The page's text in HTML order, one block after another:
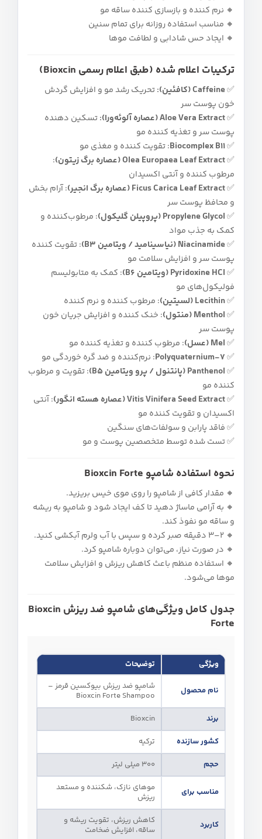
🔸 نرم‌ کننده و بازسازی‌ کننده ساقه مو
🔸 مناسب استفاده روزانه برای تمام سنین
🔸 ایجاد حس شادابی و لطافت موها
ترکیبات اعلام‌ شده (طبق اعلام رسمی Bioxcin)
✅Caffeine (کافئین):
تحریک رشد مو و افزایش گردش
خون پوست سر
✅Aloe Vera Extract (عصاره آلوئه‌ورا):
تسکین‌ دهنده
پوست سر و تغذیه‌ کننده مو
✅
Biocomplex B11: تقویت‌ کننده و مغذی مو
✅Olea Europaea Leaf Extract (عصاره برگ زیتون)
:
مرطوب‌ کننده و آنتی‌ اکسیدان
✅Ficus Carica Leaf Extract (عصاره برگ انجیر)
: آرام‌ بخش
و محافظ پوست سر
✅Propylene Glycol (پروپیلن گلیکول)
: مرطوب‌کننده و
کمک به جذب مواد
✅Niacinamide (نیاسینامید / ویتامین B3)
: تقویت کننده
پوست سر و افزایش سلامت مو
✅Pyridoxine HCl (ویتامین B6)
: کمک به متابولیسم
فولیکول‌های مو
✅Lecithin (لسیتین)
: مرطوب‌ کننده و نرم‌ کننده
✅Menthol (منتول)
: خنک‌ کننده و افزایش جریان خون
پوست سر
✅Mel (عسل)
: مرطوب‌ کننده و تغذیه‌ کننده مو
✅
Polyquaternium-7: نرم‌کننده و ضد گره خوردگی مو
✅Panthenol (پانتنول / پرو ویتامین B5)
: تقویت و مرطوب‌
کننده مو
✅Vitis Vinifera Seed Extract (عصاره هسته انگور)
: آنتی‌
اکسیدان و تقویت کننده مو
✅ فاقد پارابن و سولفات‌های سنگین
✅ تست شده توسط متخصصین پوست و مو
نحوه استفاده شامپو Bioxcin Forte
🔸 مقدار کافی از شامپو را روی موی خیس بریزید.
🔸 به آرامی ماساژ دهید تا کف ایجاد شود و شامپو به ریشه
و ساقه مو نفوذ کند.
🔸 ۲–۳ دقیقه صبر کرده و سپس با آب ولرم آبکشی کنید.
🔸 در صورت نیاز، می‌توان دوباره شامپو کرد.
🔸 استفاده منظم باعث کاهش ریزش و افزایش سلامت
موها می‌شود.
جدول کامل ویژگی‌های شامپو ضد ریزش Bioxcin
Forte
ویژگی توضیحات
نام محصول
شامپو ضد ریزش بیوکسین قرمز –
Bioxcin Forte Shampoo
برند
Bioxcin
کشور سازنده
ترکیه
حجم
300 میلی‌ لیتر
مناسب برای
موهای نازک، شکننده و مستعد
ریزش
کاربرد
کاهش ریزش، تقویت ریشه و
ساقه، افزایش ضخامت